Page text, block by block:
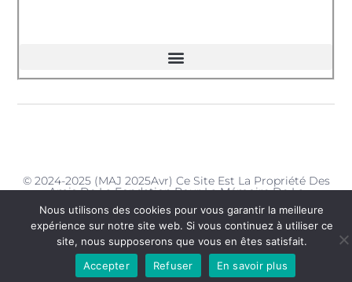
© 2024-2025 (MAJ 2025Avr) Ce Site Est La Propriété Des
Amis De La Fondation Pour La Mémoire De La
Déportation - Délégation De La Charente-Maritime
Nous utilisons des cookies pour vous garantir la meilleure
expérience sur notre site web. Si vous continuez à utiliser ce
site, nous supposerons que vous en êtes satisfait.
Accepter
Refuser En savoir plus